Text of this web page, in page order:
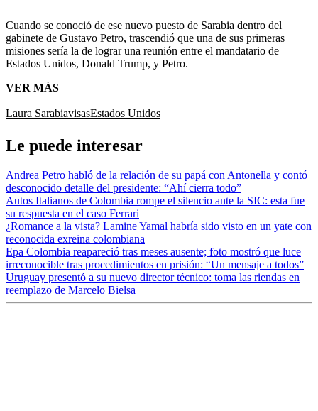
Cuando se conoció de ese nuevo puesto de Sarabia dentro del
gabinete de Gustavo Petro, trascendió que una de sus primeras
misiones sería la de lograr una reunión entre el mandatario de
Estados Unidos, Donald Trump, y Petro.
VER MÁS
Laura SarabiavisasEstados Unidos
Le puede interesar
Andrea Petro habló de la relación de su papá con Antonella y contó
desconocido detalle del presidente: “Ahí cierra todo”
Autos Italianos de Colombia rompe el silencio ante la SIC: esta fue
su respuesta en el caso Ferrari
¿Romance a la vista? Lamine Yamal habría sido visto en un yate con
reconocida exreina colombiana
Epa Colombia reapareció tras meses ausente; foto mostró que luce
irreconocible tras procedimientos en prisión: “Un mensaje a todos”
Uruguay presentó a su nuevo director técnico: toma las riendas en
reemplazo de Marcelo Bielsa